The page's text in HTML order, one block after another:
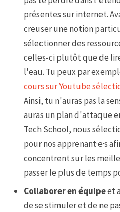
présentes sur internet.
creuser une notion
sélectionner des
celles-ci plutôt que de
l'eau. Tu peux par
cours sur Youtube
Ainsi, tu n'auras pas la
auras un plan d'attaque
Tech School, nous
pour nos apprenant·e·s
concentrent sur les
passer le plus de temps
Collaborer en équipeet
de se stimuler et de ne